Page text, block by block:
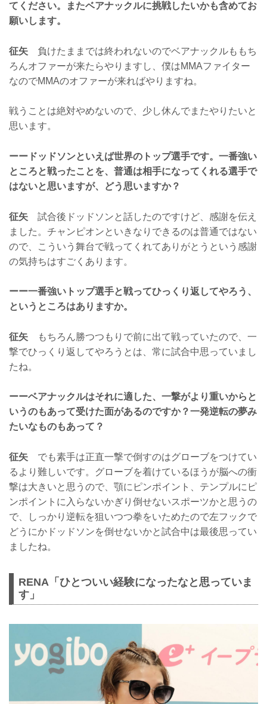
てください。またベアナックルに挑戦したいかも含めてお
願いします。
征矢 負けたままでは終われないのでベアナックルももち
ろんオファーが来たらやりますし、僕はMMAファイター
なのでMMAのオファーが来ればやりますね。
戦うことは絶対やめないので、少し休んでまたやりたいと
思います。
ーードッドソンといえば世界のトップ選手です。一番強い
ところと戦ったことを、普通は相手になってくれる選手で
はないと思いますが、どう思いますか？
征矢 試合後ドッドソンと話したのですけど、感謝を伝え
ました。チャンピオンといきなりできるのは普通ではない
ので、こういう舞台で戦ってくれてありがとうという感謝
の気持ちはすごくあります。
ーー一番強いトップ選手と戦ってひっくり返してやろう、
というところはありますか。
征矢 もちろん勝つつもりで前に出て戦っていたので、一
撃でひっくり返してやろうとは、常に試合中思っていまし
たね。
ーーベアナックルはそれに適した、一撃がより重いからと
いうのもあって受けた面があるのですか？一発逆転の夢み
たいなものもあって？
征矢 でも素手は正直一撃で倒すのはグローブをつけてい
るより難しいです。グローブを着けているほうが脳への衝
撃は大きいと思うので、顎にピンポイント、テンプルにピ
ンポイントに入らないかぎり倒せないスポーツかと思うの
で、しっかり逆転を狙いつつ拳をいためたので左フックで
どうにかドッドソンを倒せないかと試合中は最後思ってい
ましたね。
RENA「ひとついい経験になったなと思っていま
す」